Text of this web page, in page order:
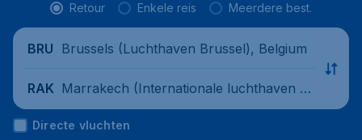
Retour Enkele reis Meerdere best.
BRU Brussels (Luchthaven Brussel), Belgium
RAK Marrakech (Internationale luchthaven M
enara), Morocco
Directe vluchten